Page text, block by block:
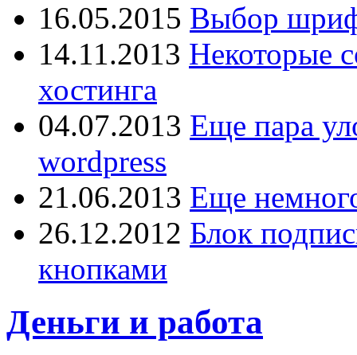
16.05.2015 Выбор
14.11.2013 Некоторые
хостинга
04.07.2013 Еще пара
wordpress
21.06.2013 Еще
26.12.2012 Блок
кнопками
Деньги и работа